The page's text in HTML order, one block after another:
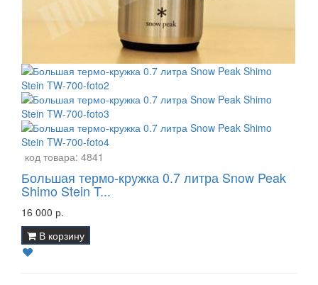
код товара: 4841
Большая термо-кружка 0.7 литра Snow Peak
Shimo Stein T...
16 000 р.
В корзину